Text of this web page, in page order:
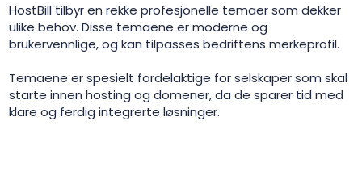
HostBill tilbyr en rekke profesjonelle temaer som dekker
ulike behov. Disse temaene er moderne og
brukervennlige, og kan tilpasses bedriftens merkeprofil.
Temaene er spesielt fordelaktige for selskaper som skal
starte innen hosting og domener, da de sparer tid med
klare og ferdig integrerte løsninger.